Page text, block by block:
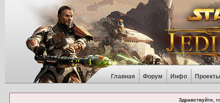
Главная Форум Инфо
Здравствуйте,